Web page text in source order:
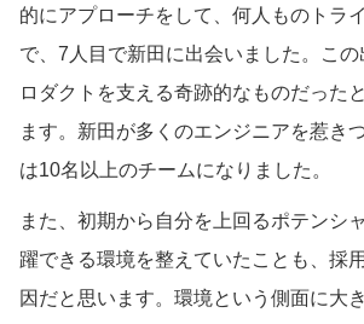
的にアプローチをして、何人ものトラ
で、7人目で新田に出会いました。こ
ロダクトを支える奇跡的なものだった
ます。新田が多くのエンジニアを惹き
は10名以上のチームになりました。
また、初期から自分を上回るポテンシ
躍できる環境を整えていたことも、採
因だと思います。環境という側面に大